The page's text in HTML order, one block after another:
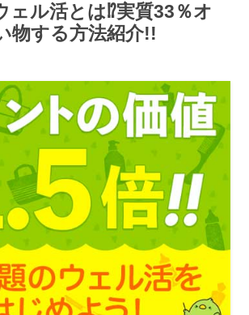
ェル活とは⁉実質33％オ
物する方法紹介!!